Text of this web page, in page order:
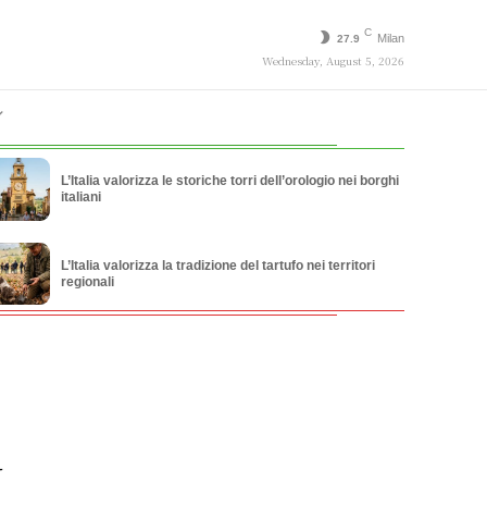
27.9
C Milan
Wednesday, August 5, 2026
L’Italia valorizza le storiche torri dell’orologio nei borghi
italiani
L’Italia valorizza la tradizione del tartufo nei territori
regionali